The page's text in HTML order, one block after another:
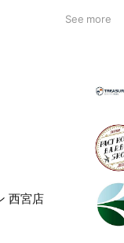
See more
西宮店